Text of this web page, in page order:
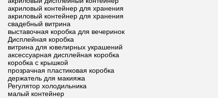
акриловый контейнер для хранения
акриловый контейнер для хранения
свадебный витрина
выставочная коробка для вечеринок
Дисплейная коробка
витрина для ювелирных украшений
аксессуарная дисплейная коробка
коробка с крышкой
прозрачная пластиковая коробка
держатель для макияжа
Регулятор холодильника
малый контейнер